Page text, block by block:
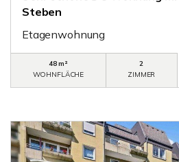
Steben
Etagenwohnung
48 m²
WOHNFLÄCHE
2
ZIMMER